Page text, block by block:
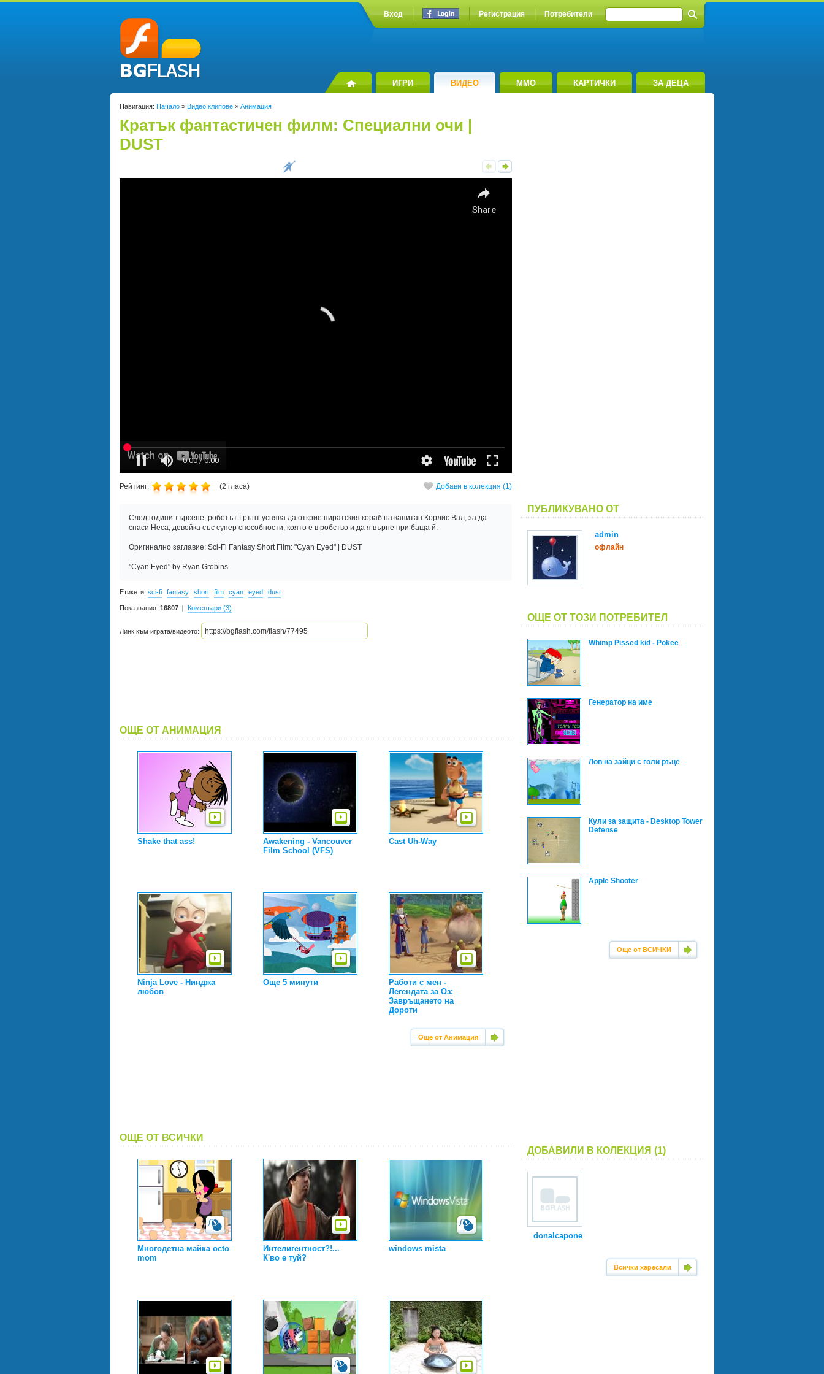
Вход Регистрация Потребители
ИГРИ ВИДЕО MMO КАРТИЧКИ ЗА ДЕЦА
Навигация: Начало» Видео клипове» Анимация
Кратък фантастичен филм: Специални очи |
DUST
Рейтинг: (2 гласа) Добави в колекция (1)
След години търсене, роботът Грънт успява да открие пиратския кораб на капитан Корлис Вал, за да
спаси Неса, девойка със супер способности, която е в робство и да я върне при баща й.
Оригинално заглавие: Sci-Fi Fantasy Short Film: "Cyan Eyed" | DUST
"Cyan Eyed" by Ryan Grobins
Етикети: sci-fi fantasy short film cyan eyed dust
Показвания: 16807 Коментари (3)
Линк към играта/видеото:
ОЩЕ ОТ АНИМАЦИЯ
Shake that ass!
Awakening - Vancouver
Film School (VFS)
Cast Uh-Way
Ninja Love - Нинджа
любов
Още 5 минути
Работи с мен -
Легендата за Оз:
Завръщането на
Дороти
Още от Анимация
ОЩЕ ОТ ВСИЧКИ
Многодетна майка octo
mom
Интелигентност?!...
К'во е туй?
windows mista
ПУБЛИКУВАНО ОТ
admin
офлайн
ОЩЕ ОТ ТОЗИ ПОТРЕБИТЕЛ
Whimp Pissed kid - Pokee
Генератор на име
Лов на зайци с голи ръце
Кули за защита - Desktop Tower
Defense
Apple Shooter
Още от ВСИЧКИ
ДОБАВИЛИ В КОЛЕКЦИЯ (1)
donalcapone
Всички харесали